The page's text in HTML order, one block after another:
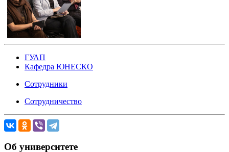
ГУАП
Кафедра ЮНЕСКО
Сотрудники
Сотрудничество
Об университете